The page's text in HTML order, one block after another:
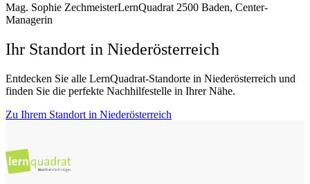
Mag. Sophie ZechmeisterLernQuadrat 2500 Baden, Center-
Managerin
Ihr Standort in Niederösterreich
Entdecken Sie alle LernQuadrat-Standorte in Niederösterreich und
finden Sie die perfekte Nachhilfestelle in Ihrer Nähe.
Zu Ihrem Standort in Niederösterreich